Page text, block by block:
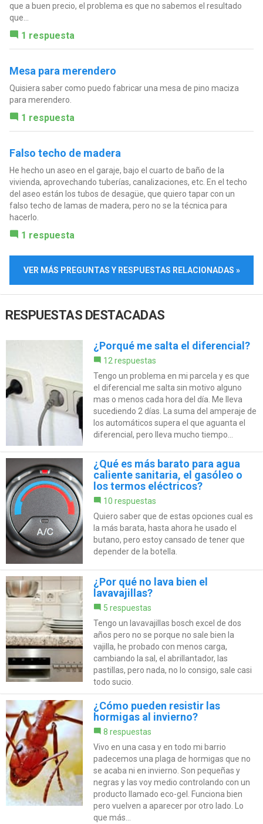
que a buen precio, el problema es que no sabemos el resultado
que...
1 respuesta
Mesa para merendero
Quisiera saber como puedo fabricar una mesa de pino maciza
para merendero.
1 respuesta
Falso techo de madera
He hecho un aseo en el garaje, bajo el cuarto de baño de la
vivienda, aprovechando tuberías, canalizaciones, etc. En el techo
del aseo están los tubos de desagüe, que quiero tapar con un
falso techo de lamas de madera, pero no se la técnica para
hacerlo.
1 respuesta
VER MÁS PREGUNTAS Y RESPUESTAS RELACIONADAS »
RESPUESTAS DESTACADAS
¿Porqué me salta el diferencial?
12 respuestas
Tengo un problema en mi parcela y es que
el diferencial me salta sin motivo alguno
mas o menos cada hora del día. Me lleva
sucediendo 2 días. La suma del amperaje de
los automáticos supera el que aguanta el
diferencial, pero lleva mucho tiempo...
¿Qué es más barato para agua
caliente sanitaria, el gasóleo o
los termos eléctricos?
10 respuestas
Quiero saber que de estas opciones cual es
la más barata, hasta ahora he usado el
butano, pero estoy cansado de tener que
depender de la botella.
¿Por qué no lava bien el
lavavajillas?
5 respuestas
Tengo un lavavajillas bosch excel de dos
años pero no se porque no sale bien la
vajilla, he probado con menos carga,
cambiando la sal, el abrillantador, las
pastillas, pero nada, no lo consigo, sale casi
todo sucio.
¿Cómo pueden resistir las
hormigas al invierno?
8 respuestas
Vivo en una casa y en todo mi barrio
padecemos una plaga de hormigas que no
se acaba ni en invierno. Son pequeñas y
negras y las voy medio controlando con un
producto llamado eco-gel. Funciona bien
pero vuelven a aparecer por otro lado. Lo
que más...